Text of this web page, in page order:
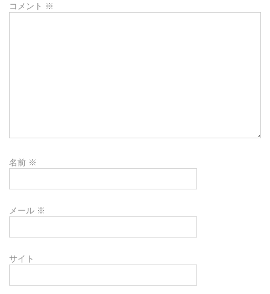
コメント ※
名前 ※
メール ※
サイト